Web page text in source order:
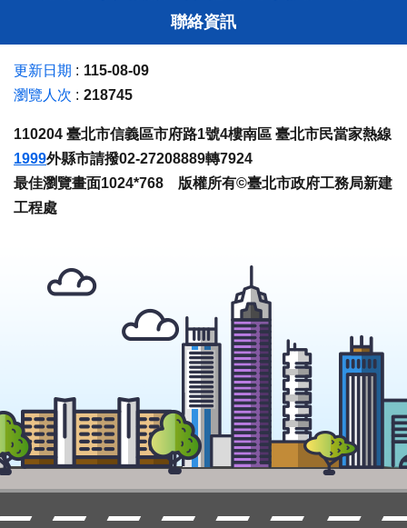
聯絡資訊
更新日期
115-08-09
瀏覽人次
218745
110204 臺北市信義區市府路1號4樓南區 臺北市民當家熱線
1999外縣市請撥02-27208889轉7924
最佳瀏覽畫面1024*768 版權所有©臺北市政府工務局新建
工程處